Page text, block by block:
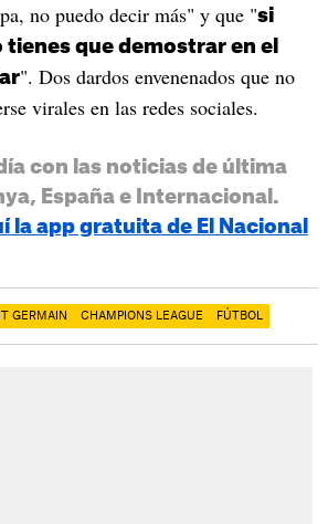
no puedo decir más" y que "si
tienes que demostrar en el
". Dos dardos envenenados que no
virales en las redes sociales.
con las noticias de última
España e Internacional.
la app gratuita de El Nacional
GERMAIN CHAMPIONS LEAGUE FÚTBOL